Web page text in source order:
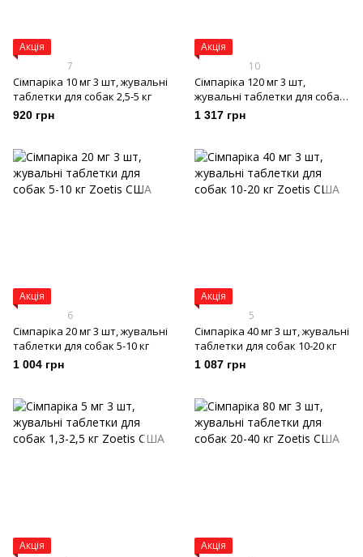
Акція
7
Сімпаріка 10 мг 3 шт, жувальні
таблетки для собак 2,5-5 кг
920 грн
Акція
10
Сімпаріка 120 мг 3 шт,
жувальні таблетки для собак
40-60 кг
1 317 грн
Акція
6
Сімпаріка 20 мг 3 шт, жувальні
таблетки для собак 5-10 кг
1 004 грн
Акція
5
Сімпаріка 40 мг 3 шт, жувальні
таблетки для собак 10-20 кг
1 087 грн
Акція
Акція